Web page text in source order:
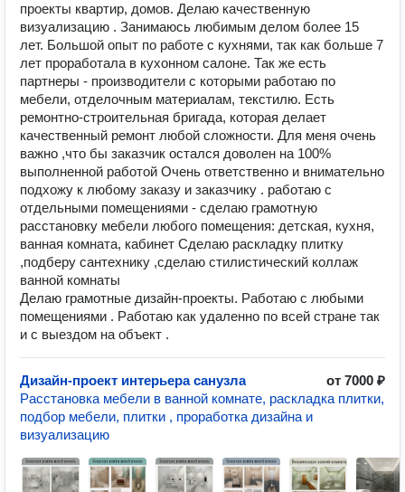
проекты квартир, домов. Делаю качественную
визуализацию . Занимаюсь любимым делом более 15
лет. Большой опыт по работе с кухнями, так как больше 7
лет проработала в кухонном салоне. Так же есть
партнеры - производители с которыми работаю по
мебели, отделочным материалам, текстилю. Есть
ремонтно-строительная бригада, которая делает
качественный ремонт любой сложности. Для меня очень
важно ,что бы заказчик остался доволен на 100%
выполненной работой Очень ответственно и внимательно
подхожу к любому заказу и заказчику . работаю с
отдельными помещениями - сделаю грамотную
расстановку мебели любого помещения: детская, кухня,
ванная комната, кабинет Сделаю раскладку плитку
,подберу сантехнику ,сделаю стилистический коллаж
ванной комнаты
Делаю грамотные дизайн-проекты. Работаю с любыми
помещениями . Работаю как удаленно по всей стране так
и с выездом на объект .
Дизайн-проект интерьера санузла
от 7000 ₽
Расстановка мебели в ванной комнате, раскладка плитки,
подбор мебели, плитки , проработка дизайна и
визуализацию